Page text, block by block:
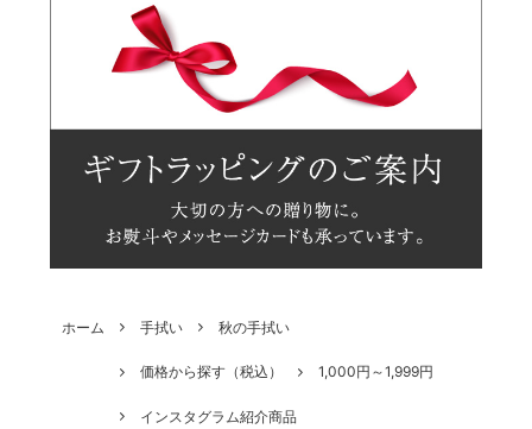
ホーム 手拭い 秋の手拭い
価格から探す（税込） 1,000円～1,999円
インスタグラム紹介商品